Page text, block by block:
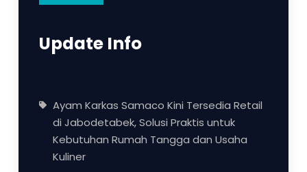
Update Info
Ayam Karkas Samaco Kini Tersedia Retail
di Jabodetabek, Solusi Praktis untuk
Kebutuhan Rumah Tangga dan Usaha
Kuliner